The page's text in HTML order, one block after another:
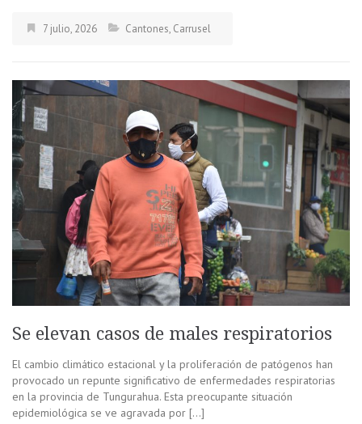
7 julio, 2026 Cantones, Carrusel
Se elevan casos de males respiratorios
El cambio climático estacional y la proliferación de patógenos han
provocado un repunte significativo de enfermedades respiratorias
en la provincia de Tungurahua. Esta preocupante situación
epidemiológica se ve agravada por […]